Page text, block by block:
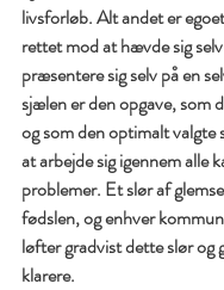
livsforløb. Alt andet er
rettet mod at hævde sig
præsentere sig selv på en
sjælen er den opgave, som
og som den optimalt valgte
at arbejde sig igennem alle
problemer. Et slør af
fødslen, og enhver
løfter gradvist dette slør og
klarere.